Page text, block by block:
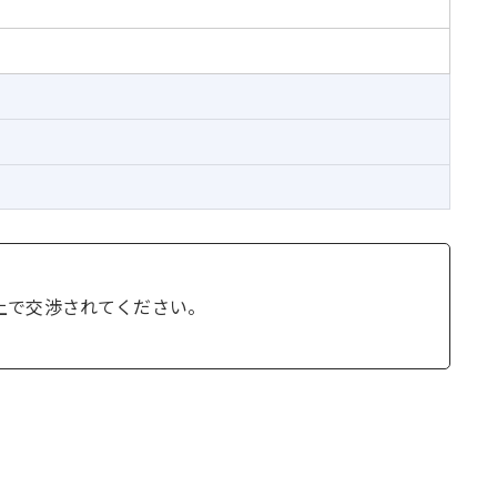
交渉されてください。